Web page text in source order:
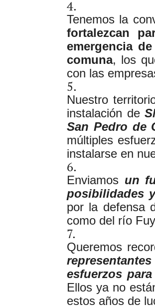
Tenemos la
fortalezcan
emergencia
comuna, los
con las
Nuestro
instalación de
San Pedro de
múltiples
instalarse en
Enviamos un
posibilidades
por la defensa
como del río
Queremos
esfuerzos
Ellos ya no
estos años de